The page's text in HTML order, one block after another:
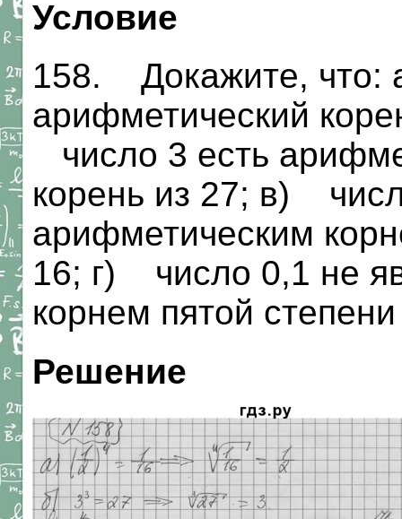
Условие
158. Докажите, что:
арифметический
число 3 есть
корень из 27; в)
арифметическим
16; г) число 0,1 не
корнем пятой
Решение